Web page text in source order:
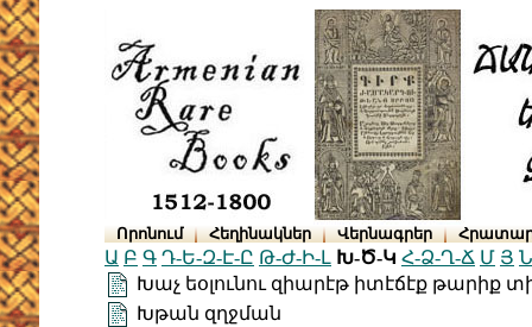
Որոնում Հեղինակներ Վերնագրեր
Ա Բ Գ Դ-Ե-Զ-Է-Ը Թ-Ժ-Ի-Լ Խ-Ծ-Կ Հ-Ձ-Ղ-Ճ Մ Յ
Խաչ եօլունու զիարէթ իտէճէք թարիք
Խթան զղջման